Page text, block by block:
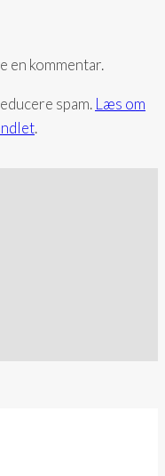
en kommentar.
spam. Læs om
.